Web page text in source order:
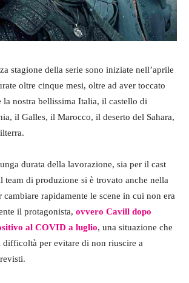
stagione della serie sono iniziate nell’aprile
oltre cinque mesi, oltre ad aver toccato
la nostra bellissima Italia, il castello di
il Galles, il Marocco, il deserto del Sahara,
durata della lavorazione, sia per il cast
team di produzione si è trovato anche nella
rapidamente le scene in cui non era
il protagonista, ovvero Cavill dopo
al COVID a luglio, una situazione che
difficoltà per evitare di non riuscire a